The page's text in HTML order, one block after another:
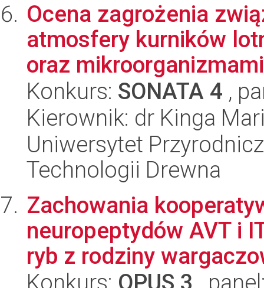
Ocena zagrożenia
atmosfery kurników
oraz
Konkurs: SONATA 4 ,
Kierownik: dr Kinga
Uniwersytet
Technologii Drewna
Zachowania
neuropeptydów AVT i
ryb z rodziny
Konkurs: OPUS 3 ,